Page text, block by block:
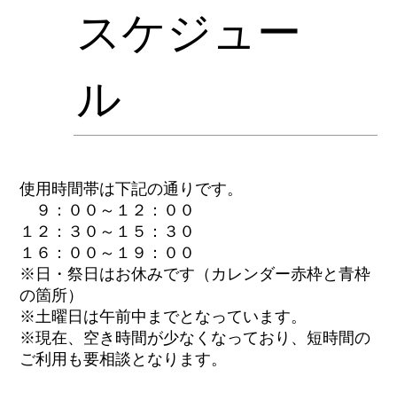
使用時間帯は下記の通りです。
９：００～１２：００
１２：３０～１５：３０
１６：００～１９：００
※日・祭日はお休みです（カレンダー赤枠と青枠
の箇所）
※土曜日は午前中までとなっています。
※現在、空き時間が少なくなっており、短時間の
ご利用も要相談となります。
スケジュー
ル